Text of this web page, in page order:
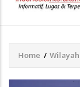
Home / Wilayah